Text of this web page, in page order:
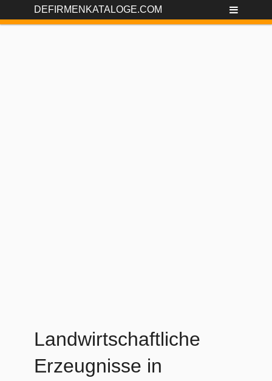
DEFIRMENKATALOGE.COM
Landwirtschaftliche
Erzeugnisse in